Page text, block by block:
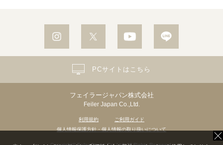
フェイラージャパン株式会社
Feiler Japan Co.,Ltd.
利用規約
ご利用ガイド
個人情報保護方針・個人情報の取り扱いについて
PCサイトはこちら